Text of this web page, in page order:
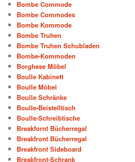
Bombe Commode
Bombe Commodes
Bombe Kommode
Bombe Truhen
Bombe Truhen Schubladen
Bombe-Kommoden
Borghese Möbel
Boulle Kabinett
Boulle Möbel
Boulle Schränke
Boulle-Beistelltisch
Boulle-Schreibtische
Breakfornt Bücherregal
Breakfront Bücherregal
Breakfront Sideboard
Breakfront-Schrank